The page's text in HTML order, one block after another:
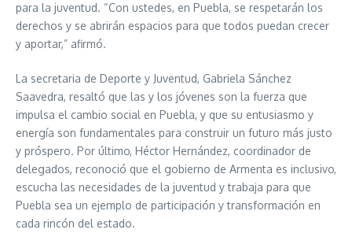
para la juventud. “Con ustedes, en Puebla, se respetarán los
derechos y se abrirán espacios para que todos puedan crecer
y aportar,” afirmó.
La secretaria de Deporte y Juventud, Gabriela Sánchez
Saavedra, resaltó que las y los jóvenes son la fuerza que
impulsa el cambio social en Puebla, y que su entusiasmo y
energía son fundamentales para construir un futuro más justo
y próspero. Por último, Héctor Hernández, coordinador de
delegados, reconoció que el gobierno de Armenta es inclusivo,
escucha las necesidades de la juventud y trabaja para que
Puebla sea un ejemplo de participación y transformación en
cada rincón del estado.